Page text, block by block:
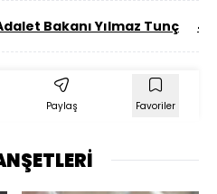
Bakanı Yılmaz Tunç
Paylaş Favoriler